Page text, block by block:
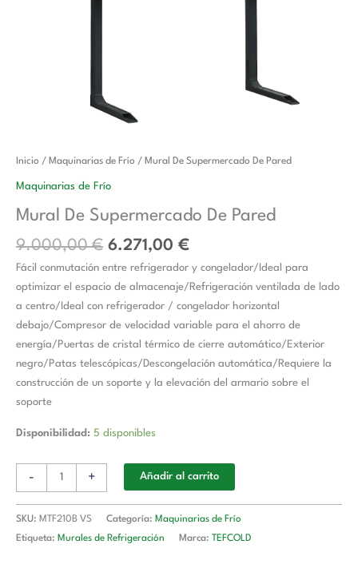
Inicio / Maquinarias de Frío / Mural De Supermercado De Pared
Maquinarias de Frío
Mural De Supermercado De Pared
9.000,00€
El
era:
9.000,00 €.
6.271,00 €
El
es:
6.271,00 €.
Fácil conmutación entre refrigerador y congelador/Ideal para
optimizar el espacio de almacenaje/Refrigeración ventilada de lado
a centro/Ideal con refrigerador / congelador horizontal
debajo/Compresor de velocidad variable para el ahorro de
energía/Puertas de cristal térmico de cierre automático/Exterior
negro/Patas telescópicas/Descongelación automática/Requiere la
construcción de un soporte y la elevación del armario sobre el
soporte
Disponibilidad: 5 disponibles
-
Mural
De
De
Pared
+ Añadir al carrito
SKU: MTF210B VS Categoría: Maquinarias de Frío
Etiqueta: Murales de Refrigeración Marca: TEFCOLD